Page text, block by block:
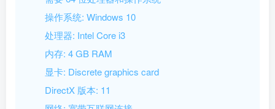
操作系统: Windows 10
处理器: Intel Core i3
内存: 4 GB RAM
显卡: Discrete graphics card
DirectX 版本: 11